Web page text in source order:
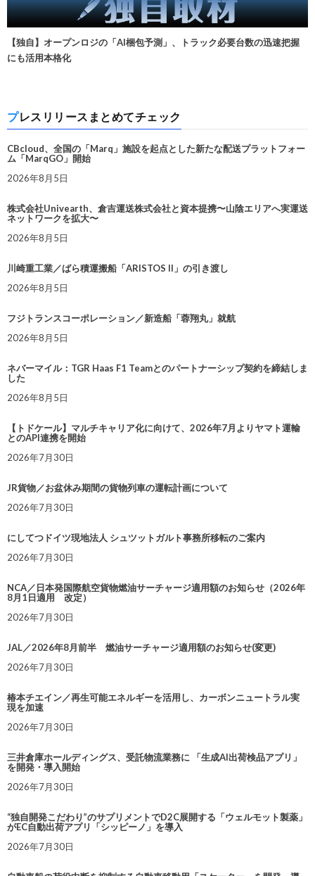
【独自】オープンロジの「AI梱包予測」、トラック必要台数の迅速把握
にも活用本格化
プレスリリースまとめてチェック
CBcloud、全国の「Marq」施設を起点とした新たな配送プラットフォー
ム「MarqGO」開始
2026年8月5日
株式会社Univearth、倉吉運送株式会社と資本提携〜山陰エリアへ実運送
ネットワークを拡大〜
2026年8月5日
川崎重工業／ばら積運搬船「ARISTOS II」の引き渡し
2026年8月5日
フジトランスコーポレーション／新造船「蓉翔丸」就航
2026年8月5日
ネバーマイル：TGR Haas F1 Teamとのパートナーシップ契約を締結しま
した
2026年8月5日
【トドケール】マルチキャリア化に向けて、2026年7月よりヤマト運輸
とのAPI連携を開始
2026年7月30日
JR貨物／お盆休み期間の貨物列車の運転計画について
2026年7月30日
にしてつドイツ現地法人 シュツットガルト事務所移転のご案内
2026年7月30日
NCA／日本発国際航空貨物燃油サーチャージ適用額のお知らせ（2026年
8月1日適用 改定）
2026年7月30日
JAL／2026年8月前半 燃油サーチャージ適用額のお知らせ(変更)
2026年7月30日
椿本チエイン／再生可能エネルギーを活用し、カーボンニュートラル実
現を加速
2026年7月30日
三井倉庫ホールディングス、受託物流業務に 「生成AI出荷検品アプリ」
を開発・導入開始
2026年7月30日
“独自開発こだわり”のサプリメントでD2C展開する「ウェルモット製薬」
がEC自動出荷アプリ「シッピーノ」を導入
2026年7月30日